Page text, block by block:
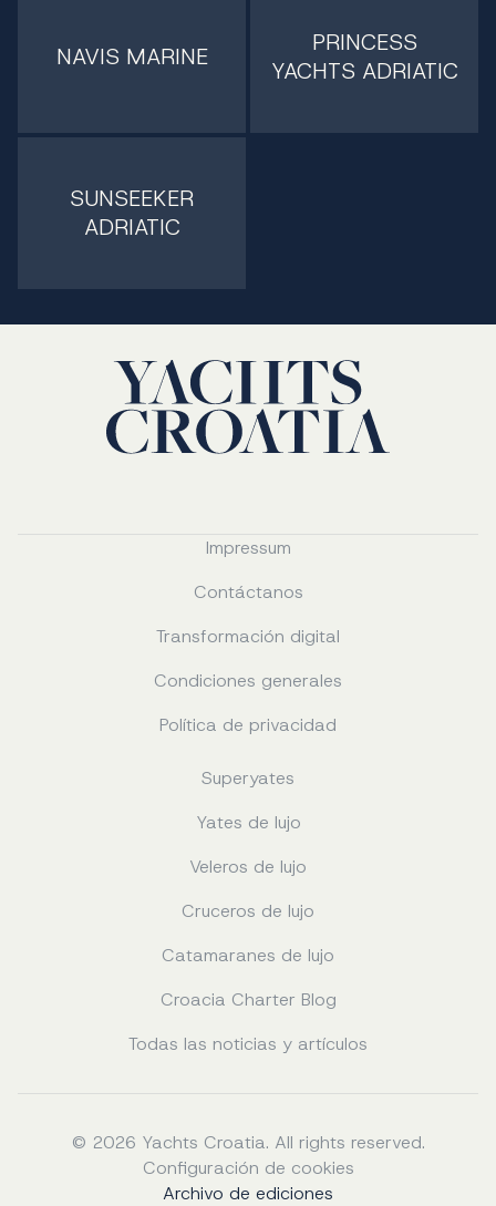
NAVIS MARINE
PRINCESS
YACHTS ADRIATIC
SUNSEEKER
ADRIATIC
Impressum
Contáctanos
Transformación digital
Condiciones generales
Política de privacidad
Superyates
Yates de lujo
Veleros de lujo
Cruceros de lujo
Catamaranes de lujo
Croacia Charter Blog
Todas las noticias y artículos
© 2026 Yachts Croatia. All rights reserved.
Configuración de cookies
Archivo de ediciones